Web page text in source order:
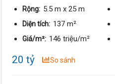
Rộng: 5.5 m x 25 m
Diện tích: 137 m²
Giá/m²: 146 triệu/m²
20 tỷ So sánh